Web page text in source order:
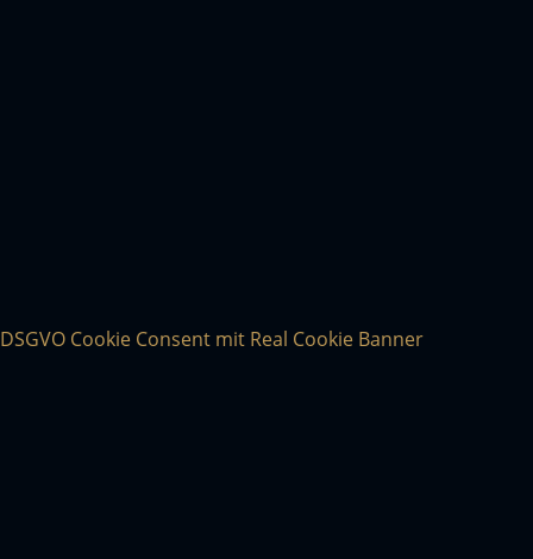
DSGVO Cookie Consent mit Real Cookie Banner